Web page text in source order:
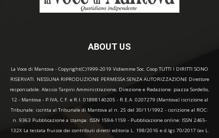
ABOUT US
La Voce di Mantova - Copyright(C)1999-2019 Vidiemme Soc. Coop TUTTI I DIRITTI SONO
RISERVATI. NESSUNA RIPRODUZIONE PERMESSA SENZA AUTORIZZAZIONE Direttore
responsabile: Alessio Tarpini Amministrazione, Direzione e Redazione: piazza Sordello,
12 - Mantova - P.IVA, C.F. e R.I. 01898140205 - R.E.A. 0207279 (Mantova) iscrizione al
Tribunale: iscritta al Tribunale di Mantova al n. 25 del 30/11/1992 - iscrizione al ROC:
n. 9363 Pubblicazione a stampa: ISSN 1594-1159 - Pubblicazione online: ISSN 2465-
132X La testata fruisce dei contributi diretti editoria L. 198/2016 e d.lgs 70/2017 (ex L.